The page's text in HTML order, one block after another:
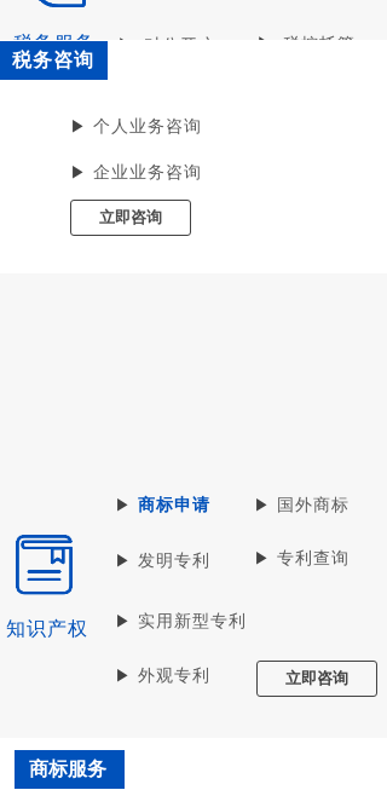
▶ 实用新型专利
▶ 国外商标
税务服务
▶ 商标申请
▶ 外观专利
▶ 发明专利
▶ 税控托管
知识产权
▶ 对公开户
▶ 专利查询
立即咨询
商标服务
▶ 企业业务咨询
▶ 个人业务咨询
立即咨询
税务咨询